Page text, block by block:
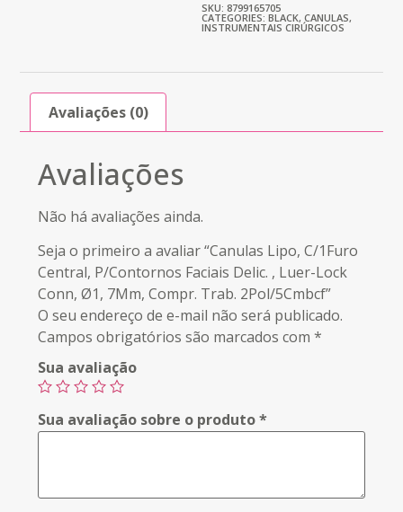
SKU: 8799165705
CATEGORIES: BLACK, CANULAS,
INSTRUMENTAIS CIRÚRGICOS
Avaliações (0)
Avaliações
Não há avaliações ainda.
Seja o primeiro a avaliar “Canulas Lipo, C/1Furo
Central, P/Contornos Faciais Delic. , Luer-Lock
Conn, Ø1, 7Mm, Compr. Trab. 2Pol/5Cmbcf”
O seu endereço de e-mail não será publicado.
Campos obrigatórios são marcados com*
Sua avaliação
Sua avaliação sobre o produto*